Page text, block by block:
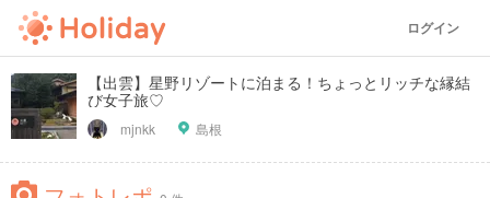
ログイン
【出雲】星野リゾートに泊まる！ちょっとリッチな縁結
び女子旅♡
mjnkk 島根